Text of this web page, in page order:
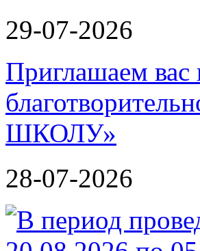
29-07-2026
Приглашаем вас
ШКОЛУ»
28-07-2026